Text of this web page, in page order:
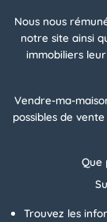
Nous nous
notre site ainsi
immobiliers
Vendre-ma-
possibles de
Que
Trouvez les